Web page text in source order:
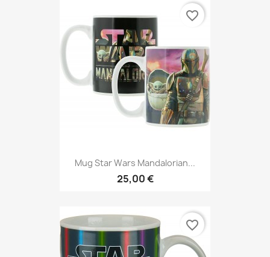
Mug Star Wars Mandalorian...
25,00 €
favorite_border
favorite_border